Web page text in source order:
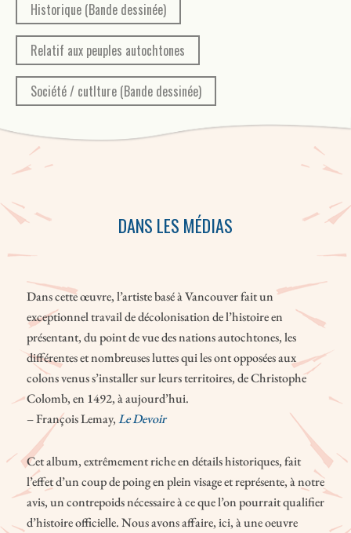
Historique (Bande dessinée)
Relatif aux peuples autochtones
Société / cutlture (Bande dessinée)
DANS LES MÉDIAS
Dans cette œuvre, l’artiste basé à Vancouver fait un
exceptionnel travail de décolonisation de l’histoire en
présentant, du point de vue des nations autochtones, les
différentes et nombreuses luttes qui les ont opposées aux
colons venus s’installer sur leurs territoires, de Christophe
Colomb, en 1492, à aujourd’hui.
– François Lemay,Le Devoir
Cet album, extrêmement riche en détails historiques, fait
l’effet d’un coup de poing en plein visage et représente, à notre
avis, un contrepoids nécessaire à ce que l’on pourrait qualifier
d’histoire officielle. Nous avons affaire, ici, à une oeuvre